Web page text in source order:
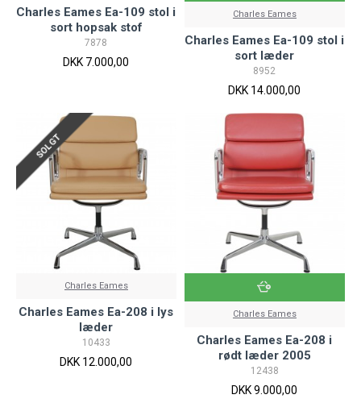
Charles Eames Ea-109 stol i
sort hopsak stof
7878
DKK 7.000,00
Charles Eames
Charles Eames Ea-109 stol i
sort læder
8952
DKK 14.000,00
SOLGT
Charles Eames
Charles Eames Ea-208 i lys
læder
10433
DKK 12.000,00
Charles Eames
Charles Eames Ea-208 i
rødt læder 2005
12438
DKK 9.000,00